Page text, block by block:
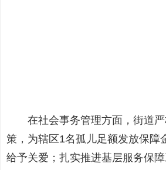
在社会事务管理方面，街道严
策，为辖区1名孤儿足额发放保障
给予关爱；扎实推进基层服务保